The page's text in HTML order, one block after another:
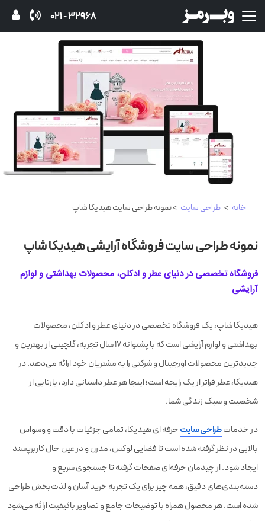
32968 - 021
خانه > طراحی سایت > نمونه طراحی سایت هیدیکا شاپ
نمونه طراحی سایت فروشگاه آرایشی هیدیکا شاپ
فروشگاه تخصصی در دنیای عطر و ادکلن، محصولات بهداشتی و لوازم
آرایشی
هیدیکا شاپ، یک فروشگاه تخصصی در دنیای عطر و ادکلن، محصولات
بهداشتی و لوازم آرایشی است که با پشتوانه 17 سال تجربه، گلچینی از بهترین و
جدیدترین محصولات اورجینال و شرکتی را به مشتریان خود ارائه می‌دهد. در
هیدیکا، عطر فراتر از یک رایحه است؛ اینجا هر عطر داستانی دارد، بازتابی از
شخصیت و سبک زندگی شما.
در خدماتطراحی سایتحرفه ای هیدیکا، تمامی جزئیات با دقت و وسواس
بالایی در نظر گرفته شده است تا فضایی لوکس، مدرن و در عین حال کاربرپسند
ایجاد شود. از چیدمان حرفه‌ای صفحات گرفته تا جستجوی سریع و
دسته‌بندی‌های دقیق، همه چیز برای یک تجربه خرید آسان و لذت‌بخش طراحی
شده است. هر محصول همراه با توضیحات جامع و تصاویر باکیفیت ارائه می‌شود